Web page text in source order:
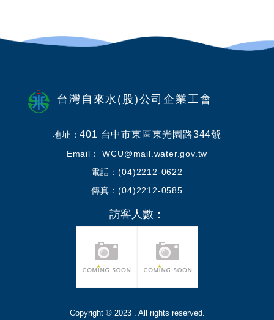
台灣自來水(股)公司企業工會
地址：401 台中市東區東光園路344號
Email： WCU@mail.water.gov.tw
電話：(04)2212-0622
傳真：(04)2212-0585
訪客人數：
Copyright © 2023 . All rights reserved.